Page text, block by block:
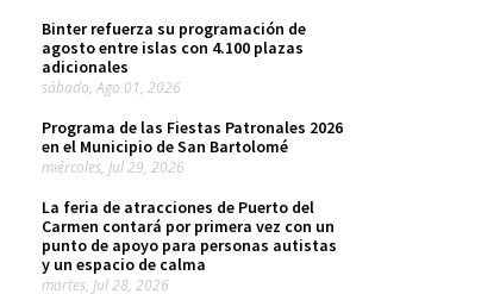
Binter refuerza su programación de
agosto entre islas con 4.100 plazas
adicionales
sábado, Ago 01, 2026
Programa de las Fiestas Patronales 2026
en el Municipio de San Bartolomé
miércoles, Jul 29, 2026
La feria de atracciones de Puerto del
Carmen contará por primera vez con un
punto de apoyo para personas autistas
y un espacio de calma
martes, Jul 28, 2026